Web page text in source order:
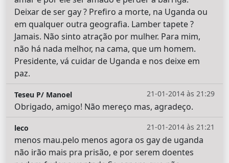
Deixar de ser gay ? Prefiro a morte, na Uganda ou
em qualquer outra geografia. Lamber tapete ?
Jamais. Não sinto atração por mulher. Para mim,
não há nada melhor, na cama, que um homem.
Presidente, vá cuidar de Uganda e nos deixe em
paz.
21-01-2014 às 21:29
Teseu P/ Manoel
Obrigado, amigo! Não mereço mas, agradeço.
21-01-2014 às 21:21
leco
menos mau.pelo menos agora os gay de uganda
não irão mais pra prisão, e por serem doentes